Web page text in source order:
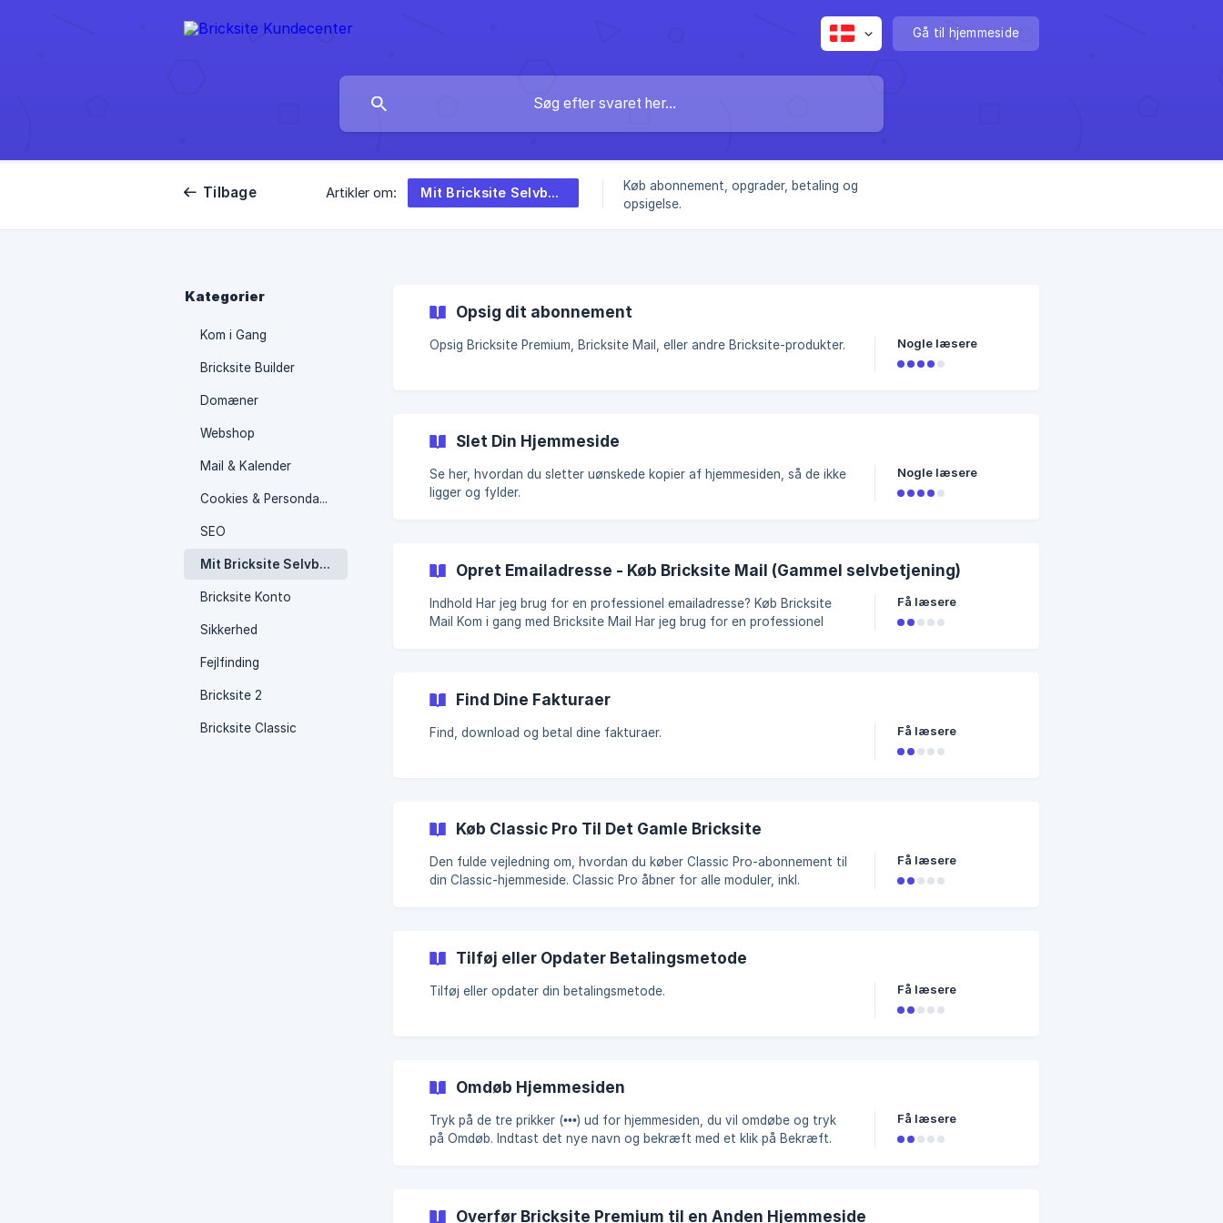
Gå til hjemmeside
Tilbage Artikler om: Mit Bricksite Selvbetjening
Køb abonnement, opgrader, betaling og
opsigelse.
Kategorier
Kom i Gang
Bricksite Builder
Domæner
Webshop
Mail & Kalender
Cookies & Persondata
SEO
Mit Bricksite Selvbetjening
Bricksite Konto
Sikkerhed
Fejlfinding
Bricksite 2
Bricksite Classic
Opsig dit abonnement
Opsig Bricksite Premium, Bricksite Mail, eller andre Bricksite-produkter. Nogle læsere
Slet Din Hjemmeside
Se her, hvordan du sletter uønskede kopier af hjemmesiden, så de ikke
ligger og fylder.
Nogle læsere
Opret Emailadresse - Køb Bricksite Mail (Gammel selvbetjening)
Indhold Har jeg brug for en professionel emailadresse? Køb Bricksite
Mail Kom i gang med Bricksite Mail Har jeg brug for en professionel
emails, hvilket rent juridisk
Få læsere
Find Dine Fakturaer
Find, download og betal dine fakturaer. Få læsere
Køb Classic Pro Til Det Gamle Bricksite
Den fulde vejledning om, hvordan du køber Classic Pro-abonnement til
din Classic-hjemmeside. Classic Pro åbner for alle moduler, inkl.
Få læsere
Tilføj eller Opdater Betalingsmetode
Tilføj eller opdater din betalingsmetode. Få læsere
Omdøb Hjemmesiden
Tryk på de tre prikker (•••) ud for hjemmesiden, du vil omdøbe og tryk
på Omdøb. Indtast det nye navn og bekræft med et klik på Bekræft.
Få læsere
Overfør Bricksite Premium til en Anden Hjemmeside